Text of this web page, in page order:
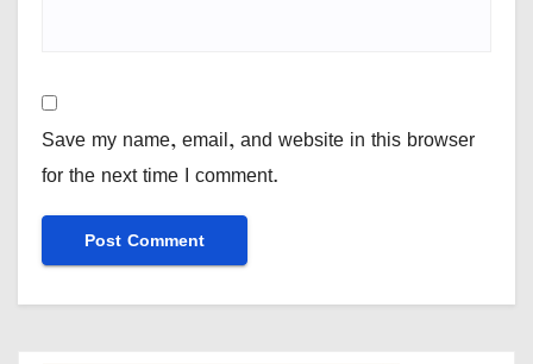
Save my name, email, and website in this browser
for the next time I comment.